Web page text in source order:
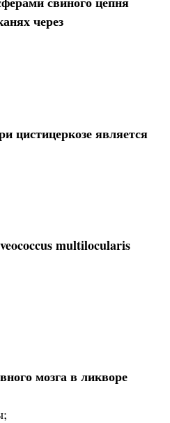
через
цистицеркозе является
multilocularis
мозга в ликворе